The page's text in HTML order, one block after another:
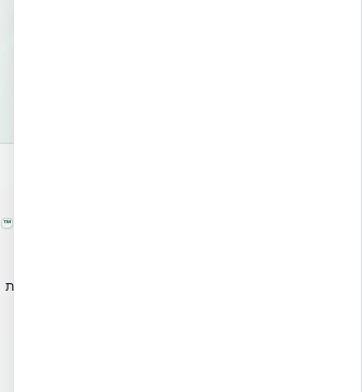
™
טכנולוגיות בנייה מתקדמות, ספריות תכנון, הדרכה מקצועית